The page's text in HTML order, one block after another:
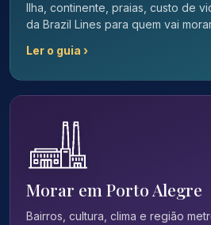
Ilha, continente, praias, custo de
da Brazil Lines para quem vai
Ler o guia ›
Morar em Porto Alegre
Bairros, cultura, clima e região